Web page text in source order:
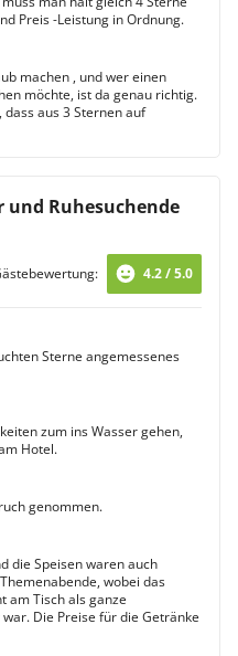
Preis -Leistung in Ordnung.
machen , und wer einen
möchte, ist da genau richtig.
aus 3 Sternen auf
Ruhesuchende
4.2 / 5.0
Sterne angemessenes
zum ins Wasser gehen,
Hotel.
genommen.
die Speisen waren auch
wobei das
am Tisch als ganze
Die Preise für die Getränke